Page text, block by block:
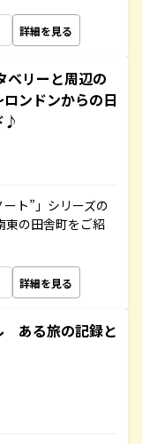
詳細を見る
ベリーと周辺の
ンドンからの日
♪
ト”」シリーズの
東の田舎町をご紹
詳細を見る
ある旅の記録と